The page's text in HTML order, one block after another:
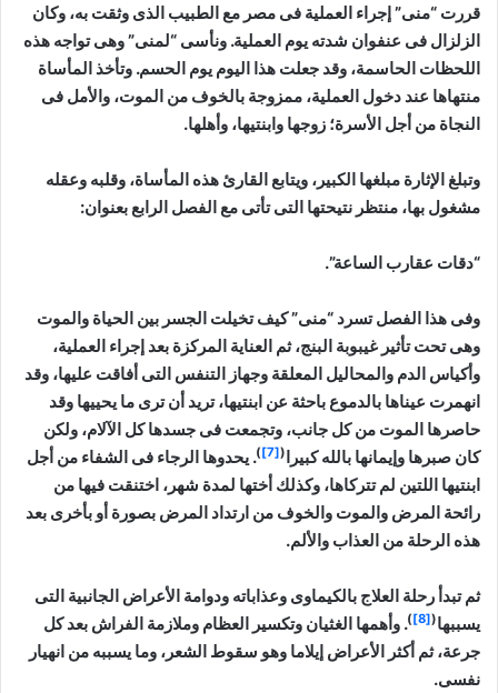
قررت “منى” إجراء العملية فى مصر مع الطبيب الذى وثقت به، وكان
الزلزال فى عنفوان شدته يوم العملية. ونأسى “لمنى” وهى تواجه هذه
اللحظات الحاسمة، وقد جعلت هذا اليوم يوم الحسم. وتأخذ المأساة
منتهاها عند دخول العملية، ممزوجة بالخوف من الموت، والأمل فى
النجاة من أجل الأسرة؛ زوجها وابنتيها، وأهلها.
وتبلغ الإثارة مبلغها الكبير، ويتابع القارئ هذه المأساة، وقلبه وعقله
مشغول بها، منتظر نتيحتها التى تأتى مع الفصل الرابع بعنوان:
“دقات عقارب الساعة”.
وفى هذا الفصل تسرد “منى” كيف تخيلت الجسر بين الحياة والموت
وهى تحت تأثير غيبوبة البنج، ثم العناية المركزة بعد إجراء العملية،
وأكياس الدم والمحاليل المعلقة وجهاز التنفس التى أفاقت عليها، وقد
انهمرت عيناها بالدموع باحثة عن ابنتيها، تريد أن ترى ما يحييها وقد
حاصرها الموت من كل جانب، وتجمعت فى جسدها كل الآلام، ولكن
كان صبرها وإيمانها بالله كبيرا(
[7]
). يحدوها الرجاء فى الشفاء من أجل
ابنتيها اللتين لم تتركاها، وكذلك أختها لمدة شهر، اختنقت فيها من
رائحة المرض والموت والخوف من ارتداد المرض بصورة أو بأخرى بعد
هذه الرحلة من العذاب والألم.
ثم تبدأ رحلة العلاج بالكيماوى وعذاباته ودوامة الأعراض الجانبية التى
يسببها(
[8]
). وأهمها الغثيان وتكسير العظام وملازمة الفراش بعد كل
جرعة، ثم أكثر الأعراض إيلاما وهو سقوط الشعر، وما يسببه من انهيار
نفسى.